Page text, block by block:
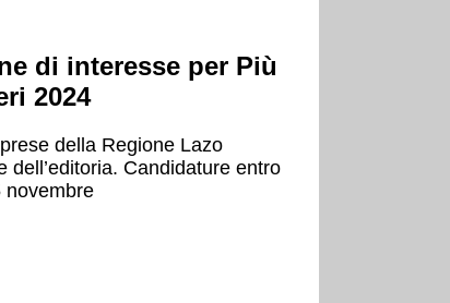
di interesse per Più
2024
della Regione Lazo
dell’editoria. Candidature entro
novembre